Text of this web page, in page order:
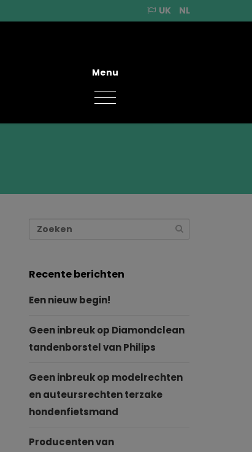
UK NL
Recente berichten
Een nieuw begin!
Geen inbreuk op Diamondclean
tandenborstel van Philips
Geen inbreuk op modelrechten
en auteursrechten terzake
hondenfietsmand
Producenten van
Menu